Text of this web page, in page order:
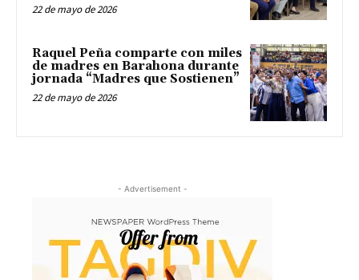
22 de mayo de 2026
Raquel Peña comparte con miles
de madres en Barahona durante
jornada “Madres que Sostienen”
22 de mayo de 2026
- Advertisement -